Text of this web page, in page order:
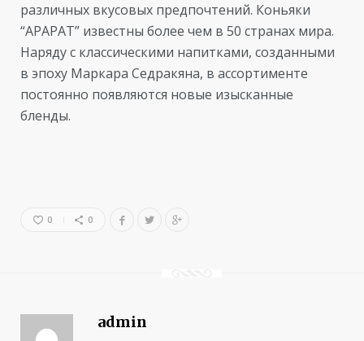
различных вкусовых предпочтений. Коньяки
“АРАРАТ” известны более чем в 50 странах мира.
Наряду с классическими напитками, созданными
в эпоху Маркара Седракяна, в ассортименте
постоянно появляются новые изысканные
бленды.
0 0
admin